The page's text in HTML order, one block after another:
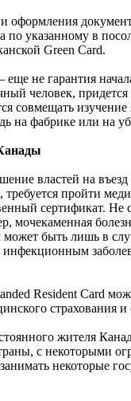
оформления
по указанному в
Green Card.
еще не гарантия
человек,
совмещать
на фабрике или на
властей на
пройти
сертификат. Не
мочекаменная
быть лишь в
Resident Card
страхования
жителя
с некоторыми
некоторые